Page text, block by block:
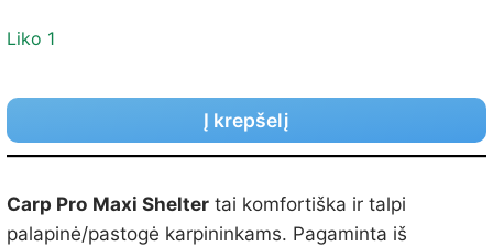
Liko 1
Į krepšelį
Carp Pro Maxi Shelter tai komfortiška ir talpi
palapinė/pastogė karpininkams. Pagaminta iš